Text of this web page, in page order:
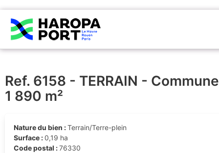
Ref. 6158 - TERRAIN -
1 890 m²
Nature du bien :Terrain/Terre-plein
Surface : 0,19 ha
Code postal :76330